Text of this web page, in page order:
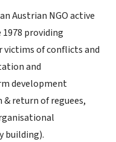
Austrian NGO active
providing
of conflicts and
and
development
return of reguees,
building).